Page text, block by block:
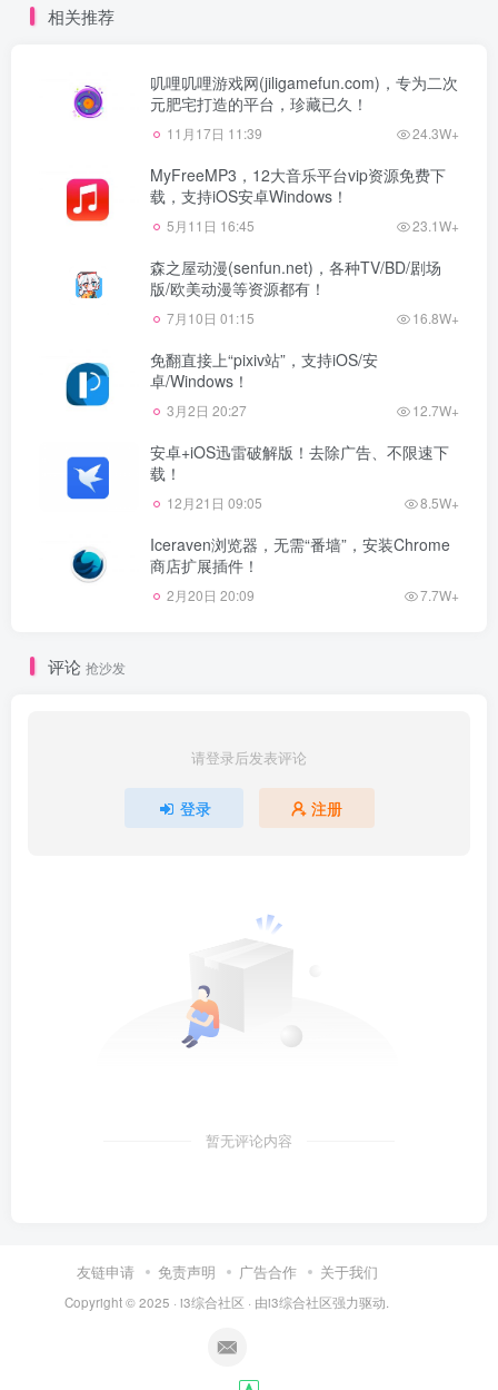
相关推荐
叽哩叽哩游戏网(jiligamefun.com)，专为二次
元肥宅打造的平台，珍藏已久！
11月17日 11:39 24.3W+
MyFreeMP3，12大音乐平台vip资源免费下
载，支持iOS安卓Windows！
5月11日 16:45 23.1W+
森之屋动漫(senfun.net)，各种TV/BD/剧场
版/欧美动漫等资源都有！
7月10日 01:15 16.8W+
免翻直接上“pixiv站”，支持iOS/安
卓/Windows！
3月2日 20:27 12.7W+
安卓+iOS迅雷破解版！去除广告、不限速下
载！
12月21日 09:05 8.5W+
Iceraven浏览器，无需“番墙”，安装Chrome
商店扩展插件！
2月20日 20:09 7.7W+
评论 抢沙发
请登录后发表评论
登录 注册
暂无评论内容
友链申请 免责声明 广告合作 关于我们
Copyright © 2025 · i3综合社区 · 由i3综合社区强力驱动.